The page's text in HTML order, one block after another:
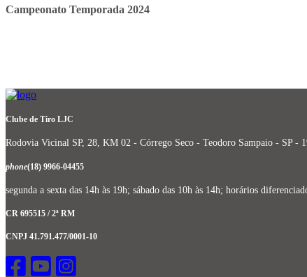
Campeonato Temporada 2024
Clube de Tiro LJC
Rodovia Vicinal SP, 28, KM 02 - Córrego Seco - Teodoro Sampaio - SP -
phone(18) 9966-04455
segunda a sexta das 14h às 19h; sábado das 10h às 14h; horários
CR 695515 / 2ª RM
CNPJ 41.791.477/0001-10